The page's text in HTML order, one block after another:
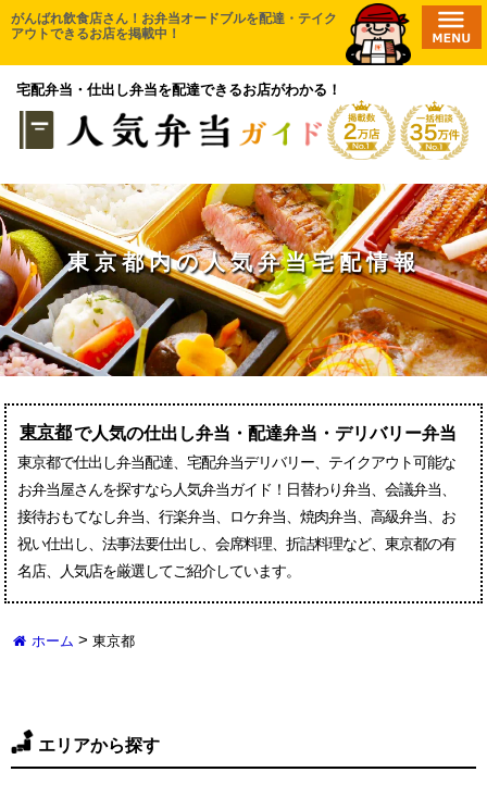
ン
テ
キ
ッ
プ
がんばれ飲食店さん！お弁当オードブルを配達・テイク
アウトできるお店を掲載中！
宅配弁当・仕出し弁当を配達できるお店がわかる！
HOME
エリアから探す
口コミ投稿
取材申請
新店舗登録
お気に入り一覧東京都内の人気弁当宅配情報
東京都で人気の仕出し弁当・配達弁当・デリバリー弁当
東京都で仕出し弁当配達、宅配弁当デリバリー、テイクアウト可能な
お弁当屋さんを探すなら人気弁当ガイド！日替わり弁当、会議弁当、
接待おもてなし弁当、行楽弁当、ロケ弁当、焼肉弁当、高級弁当、お
祝い仕出し、法事法要仕出し、会席料理、折詰料理など、東京都の有
名店、人気店を厳選してご紹介しています。
ホーム >東京都
エリアから探す